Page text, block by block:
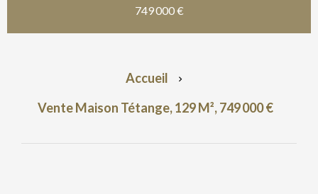
749 000 €
Accueil
Vente Maison Tétange, 129 M², 749 000 €